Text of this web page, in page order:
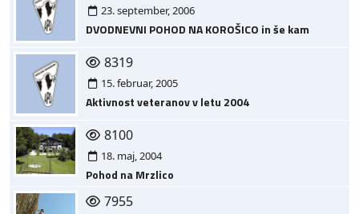
23. september, 2006
DVODNEVNI POHOD NA KOROŠICO in še kam
8319
15. februar, 2005
Aktivnost veteranov v letu 2004
8100
18. maj, 2004
Pohod na Mrzlico
7955